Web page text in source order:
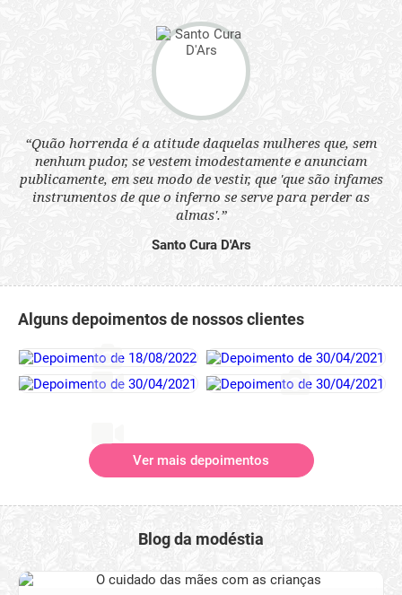
“Quão horrenda é a atitude daquelas mulheres que, sem
nenhum pudor, se vestem imodestamente e anunciam
publicamente, em seu modo de vestir, que 'que são infames
instrumentos de que o inferno se serve para perder as
almas'.”
Santo Cura D'Ars
Alguns depoimentos de nossos clientes
Ver mais depoimentos
Blog da modéstia